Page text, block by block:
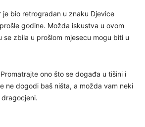
je bio retrogradan u znaku Djevice
godine. Možda iskustva u ovom
se zbila u prošlom mjesecu mogu biti u
ono što se događa u tišini i
ne dogodi baš ništa, a možda vam neki